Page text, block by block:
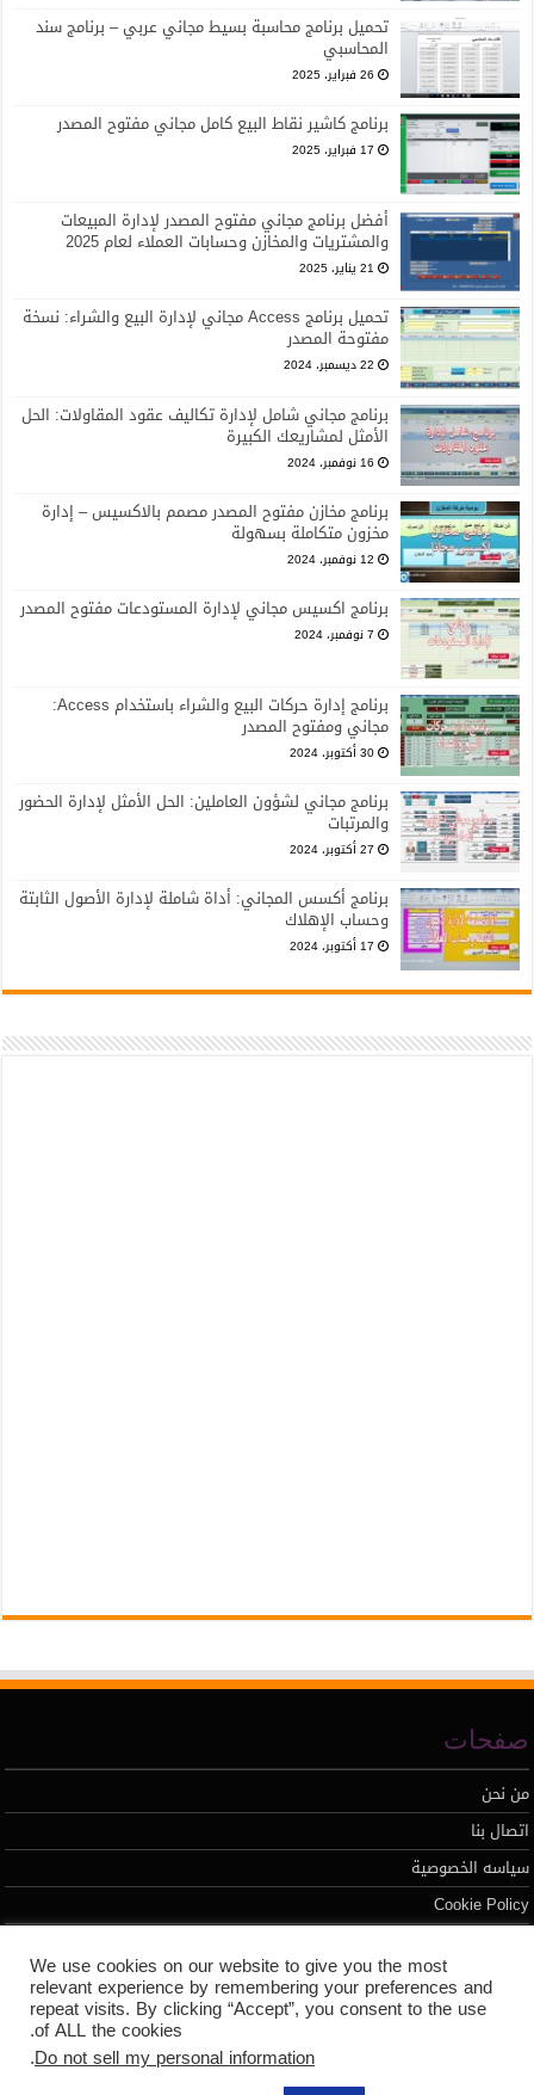
تحميل برنامج محاسبة بسيط مجاني عربي – برنامج سند
المحاسبي
26 فبراير، 2025
برنامج كاشير نقاط البيع كامل مجاني مفتوح المصدر
17 فبراير، 2025
أفضل برنامج مجاني مفتوح المصدر لإدارة المبيعات
والمشتريات والمخازن وحسابات العملاء لعام 2025
21 يناير، 2025
تحميل برنامج Access مجاني لإدارة البيع والشراء: نسخة
مفتوحة المصدر
22 ديسمبر، 2024
برنامج مجاني شامل لإدارة تكاليف عقود المقاولات: الحل
الأمثل لمشاريعك الكبيرة
16 نوفمبر، 2024
برنامج مخازن مفتوح المصدر مصمم بالاكسيس – إدارة
مخزون متكاملة بسهولة
12 نوفمبر، 2024
برنامج اكسيس مجاني لإدارة المستودعات مفتوح المصدر
7 نوفمبر، 2024
برنامج إدارة حركات البيع والشراء باستخدام Access:
مجاني ومفتوح المصدر
30 أكتوبر، 2024
برنامج مجاني لشؤون العاملين: الحل الأمثل لإدارة الحضور
والمرتبات
27 أكتوبر، 2024
برنامج أكسس المجاني: أداة شاملة لإدارة الأصول الثابتة
وحساب الإهلاك
17 أكتوبر، 2024
صفحات
من نحن
اتصال بنا
سياسه الخصوصية
Cookie Policy
تطوير محمد السيد
We use cookies on our website to give you the most
relevant experience by remembering your preferences and
repeat visits. By clicking “Accept”, you consent to the use
of ALL the cookies.
Do not sell my personal information
.